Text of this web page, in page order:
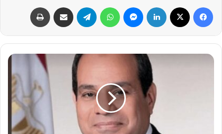
فيسبوك لينكدإن ماسنجر واتساب تيلقرام مشاركة عبر البريد
الرئيس